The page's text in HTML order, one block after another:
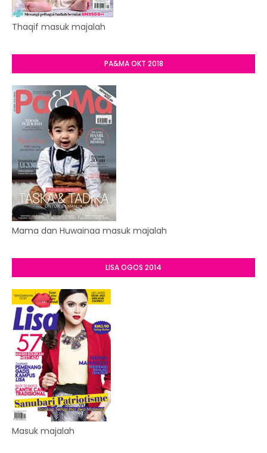
Thaqif masuk majalah
PA&MA OKT 2018
Mama dan Huwainaa masuk majalah
LISA OGOS 2014
Masuk majalah